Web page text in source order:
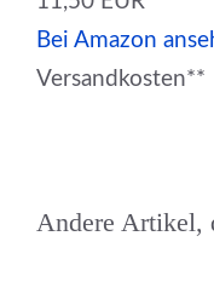
Bei Amazon
Versandkosten**
Andere Artikel,